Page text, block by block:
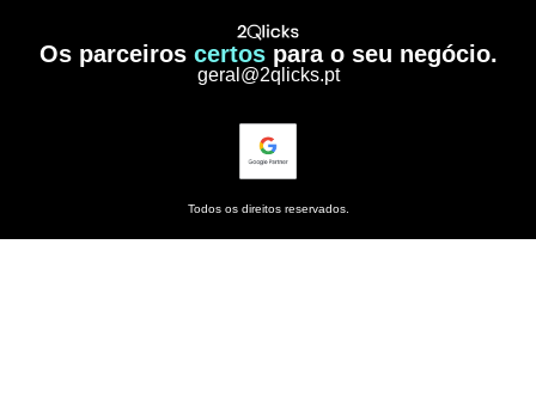
Os parceiros certospara o seu negócio.
geral@2qlicks.pt
Todos os direitos reservados.